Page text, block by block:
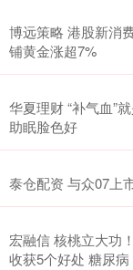
博远策略 港股新消
铺黄金涨超7%
华夏理财 “补气血”
助眠脸色好
泰仓配资 与众07上
宏融信 核桃立大功
收获5个好处 糖尿病